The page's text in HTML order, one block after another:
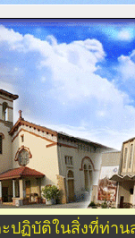
ปฏิบัติในสิ่งที่ท่าน